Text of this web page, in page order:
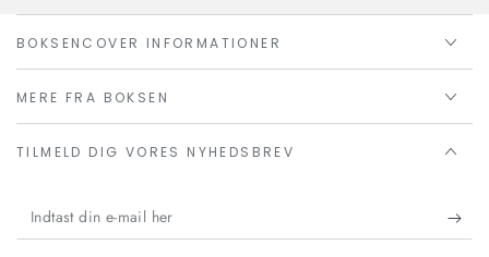
BOKSENCOVER INFORMATIONER
MERE FRA BOKSEN
TILMELD DIG VORES NYHEDSBREV
Indtast
din